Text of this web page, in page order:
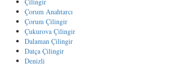
Çorum Anahtarcı
Çorum Çilingir
Çukurova Çilingir
Dalaman Çilingir
Datça Çilingir
Denizli